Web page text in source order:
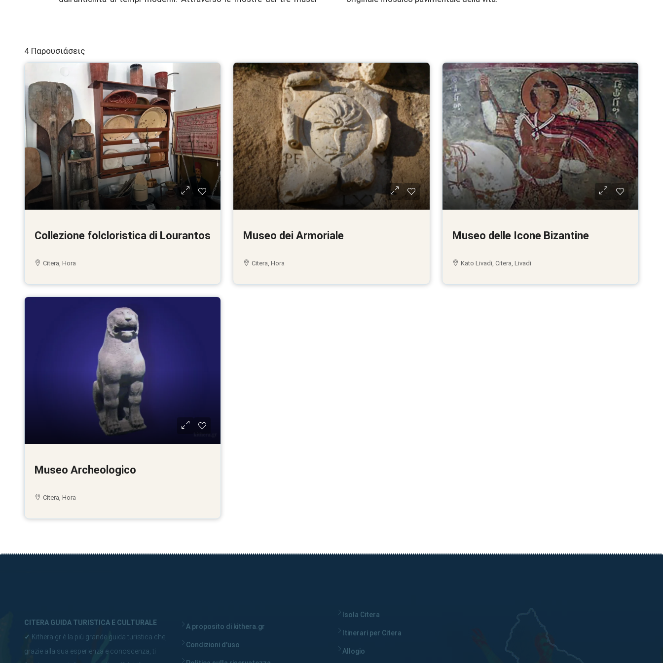
4 Παρουσιάσεις
Collezione folcloristica di Lourantos
Citera, Hora
Museo dei Armoriale
Citera, Hora
Museo delle Icone Bizantine
Kato Livadi, Citera, Livadi
Museo Archeologico
Citera, Hora
CITERA GUIDA TURISTICA E CULTURALE
✓ Kithera.gr è la più grande guida turistica che,
grazie alla sua esperienza e conoscenza, ti
A proposito di kithera.gr
Condizioni d'uso
Isola Citera
Itinerari per Citera
Allogio